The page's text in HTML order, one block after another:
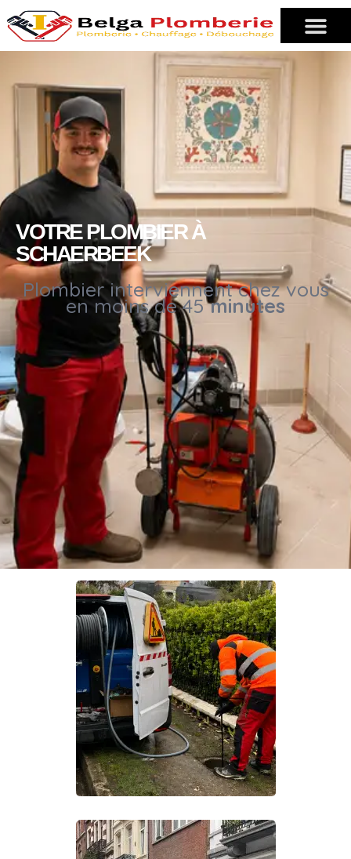
VOTRE PLOMBIER À
SCHAERBEEK
Plombier interviennent chez vous
en moins de 45minutes